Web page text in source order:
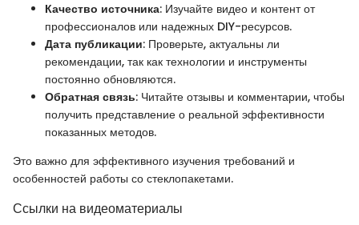
Качество источника: Изучайте видео и контент от
профессионалов или надежных DIY-ресурсов.
Дата публикации: Проверьте, актуальны ли
рекомендации, так как технологии и инструменты
постоянно обновляются.
Обратная связь: Читайте отзывы и комментарии, чтобы
получить представление о реальной эффективности
показанных методов.
Это важно для эффективного изучения требований и
особенностей работы со стеклопакетами.
Ссылки на видеоматериалы